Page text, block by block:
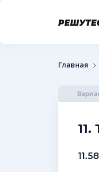
Главная